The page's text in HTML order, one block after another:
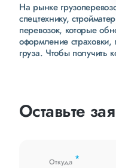
На рынке
спецтехнику,
перевозок, которые
оформление
груза. Чтобы получить
Оставьте
Откуда *